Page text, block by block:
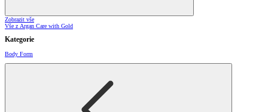
Zobrazit vše
Vše z Argan Care with Gold
Kategorie
Body Form